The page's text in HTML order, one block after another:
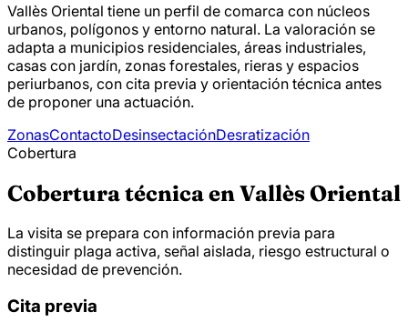
Vallès Oriental tiene un perfil de comarca con núcleos
urbanos, polígonos y entorno natural. La valoración se
adapta a municipios residenciales, áreas industriales,
casas con jardín, zonas forestales, rieras y espacios
periurbanos, con cita previa y orientación técnica antes
de proponer una actuación.
ZonasContactoDesinsectaciónDesratización
Cobertura
Cobertura técnica en Vallès Oriental
La visita se prepara con información previa para
distinguir plaga activa, señal aislada, riesgo estructural o
necesidad de prevención.
Cita previa